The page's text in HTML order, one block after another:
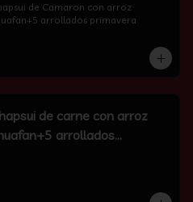
de Camaron con arroz
arrollados primavera
de carne con arroz
arrollados